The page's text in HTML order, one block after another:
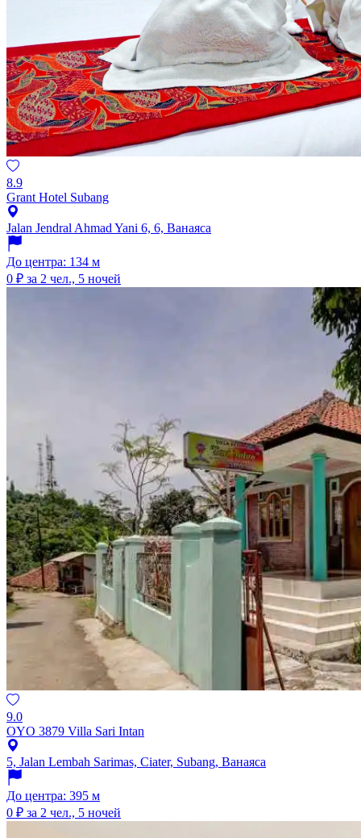
8.9
Grant Hotel Subang
Jalan Jendral Ahmad Yani 6, 6, Ванаяса
До центра: 134 м
0 ₽ за 2 чел., 5 ночей
9.0
OYO 3879 Villa Sari Intan
5, Jalan Lembah Sarimas, Ciater, Subang, Ванаяса
До центра: 395 м
0 ₽ за 2 чел., 5 ночей